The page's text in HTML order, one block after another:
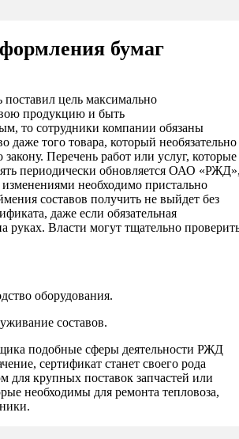
бумаг
поставил цель максимально
продукцию и быть
то сотрудники компании обязаны
даже того товара, который необязательно
Перечень работ или услуг, которые
периодически обновляется ОАО
необходимо пристально
составов получить не выйдет без
даже если обязательная
руках. Власти могут тщательно
оборудования.
составов.
подобные сферы деятельности РЖД
сертификат станет своего рода
для крупных поставок запчастей или
необходимы для ремонта тепловоза,